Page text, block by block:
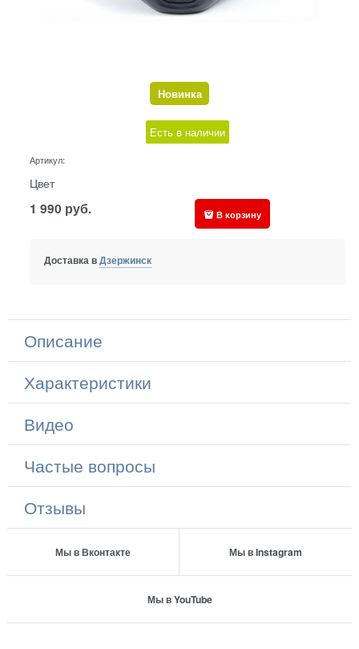
Новинка
Есть в наличии
Артикул:
Цвет
1 990 руб. В корзину
Доставка вДзержинск
Описание
Характеристики
Видео
Частые вопросы
Отзывы
Мы в Вконтакте Мы в Instagram
Мы в YouTube